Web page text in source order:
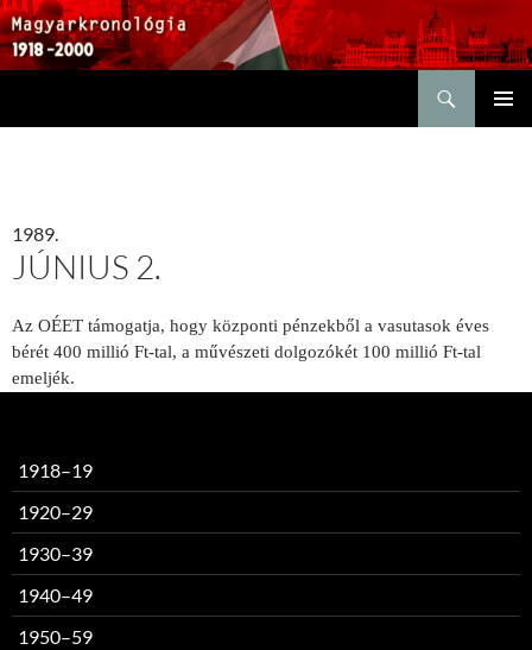
1989.
JÚNIUS 2.
Az OÉET támogatja, hogy központi pénzekből a vasutasok éves
bérét 400 millió Ft-tal, a művészeti dolgozókét 100 millió Ft-tal
emeljék.
1918–19
1920–29
1930–39
1940–49
1950–59